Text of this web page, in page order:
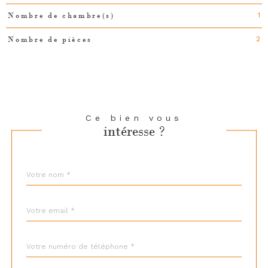
Nombre de chambre(s) 1
Nombre de pièces 2
Ce bien vous
intéresse ?
par
*
*
*